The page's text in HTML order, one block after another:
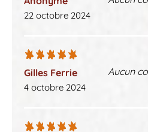
22 octobre 2024
Gilles Ferrie
4 octobre 2024
Aucun